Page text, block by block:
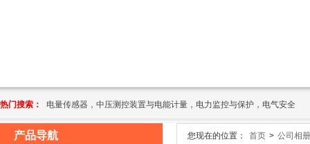
热门搜索： 电量传感器，中压测控装置与电能计量，电力监控与保护，电气安全
产品导航 您现在的位置： 首页 > 公司相册